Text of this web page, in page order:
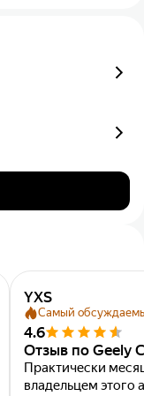
YXS
Самый
4.6
Отзыв по Geely
Практически
владельцем этого